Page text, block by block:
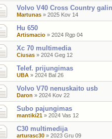
Volvo V40 Cross Country
Martunas » 2025 Kov 14
Hu 650
Artismacio » 2024 Rgp 04
Xc 70 multimedia
Ciusas » 2024 Geg 12
Telef. prijungimas
UBA » 2024 Bal 26
Volvo V70 nenuskaito usb
Daron » 2024 Kov 22
Subo pajungimas
mantiki21 » 2024 Vas 12
C30 multimedija
arturasc30 » 2023 Gru 09